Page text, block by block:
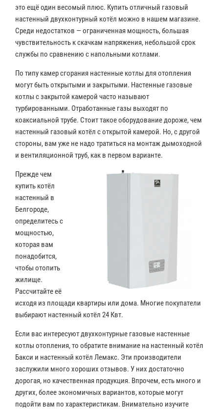
это ещё один весомый плюс. Купить отличный газовый
настенный двухконтурный котёл можно в нашем магазине.
Среди недостатков — ограниченная мощность, большая
чувствительность к скачкам напряжения, небольшой срок
службы по сравнению с напольными котлами.
По типу камер сгорания настенные котлы для отопления
могут быть открытыми и закрытыми. Настенные газовые
котлы с закрытой камерой часто называют
турбированными. Отработанные газы выходят по
коаксиальной трубе. Стоит такое оборудование дороже, чем
настенный газовый котёл с открытой камерой. Но, с другой
стороны, вам уже не надо тратиться на монтаж дымоходной
и вентиляционной труб, как в первом варианте.
Прежде чем
купить котёл
настенный в
Белгороде,
определитесь с
мощностью,
которая вам
понадобится,
чтобы отопить
жилище.
Рассчитайте её
исходя из площади квартиры или дома. Многие покупатели
выбирают настенный котёл 24 Квт.
Если вас интересуют двухконтурные газовые настенные
котлы отопления, то обратите внимание на настенный котёл
Бакси и настенный котёл Лемакс. Эти производители
заслужили много хороших отзывов. У них достаточно
дорогая, но качественная продукция. Впрочем, есть много и
других, более экономичных вариантов, которые могут
подойти вам по характеристикам. Внимательно изучите